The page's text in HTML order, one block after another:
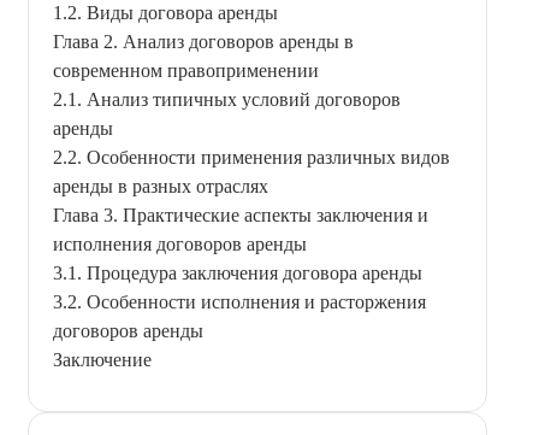
1.2. Виды договора аренды
Глава 2. Анализ договоров аренды в
современном правоприменении
2.1. Анализ типичных условий договоров
аренды
2.2. Особенности применения различных видов
аренды в разных отраслях
Глава 3. Практические аспекты заключения и
исполнения договоров аренды
3.1. Процедура заключения договора аренды
3.2. Особенности исполнения и расторжения
договоров аренды
Заключение